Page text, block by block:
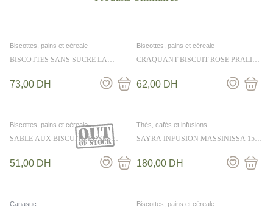
Biscottes, pains et céreale
BISCOTTES SANS SUCRE LA
73,00 DH
Biscottes, pains et céreale
CRAQUANT BISCUIT ROSE PRALINE
62,00 DH
Biscottes, pains et céreale
SABLE AUX BISCUITS ROSES
FRAMBOISE FOSSIER 110 g
51,00 DH
Thés, cafés et infusions
SAYRA INFUSION MASSINISSA 15
180,00 DH
Canasuc Biscottes, pains et céreale